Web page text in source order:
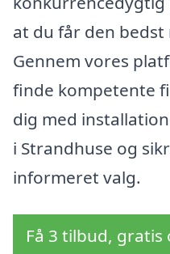
at du får den bedst
Gennem vores
finde kompetente
dig med
i Strandhuse og
informeret valg.
Få 3 tilbud,